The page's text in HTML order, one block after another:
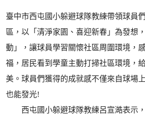
臺中市西屯國小躲避球隊教練帶領球員
區，以「清淨家園、喜迎新春」為發想
動」，讓球員學習關懷社區周圍環境，
福，居民看到學童主動打掃社區環境，
美。球員們獲得的成就感不僅來自球場
也能發光!
西屯國小躲避球隊教練呂宣澔表示，